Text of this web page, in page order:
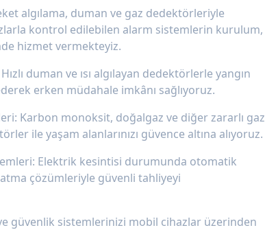
algılama, duman ve gaz dedektörleriyle
kontrol edilebilen alarm sistemlerin kurulum,
hizmet vermekteyiz.
duman ve ısı algılayan dedektörlerle yangın
erken müdahale imkânı sağlıyoruz.
Karbon monoksit, doğalgaz ve diğer zararlı gaz
ile yaşam alanlarınızı güvence altına alıyoruz.
Elektrik kesintisi durumunda otomatik
çözümleriyle güvenli tahliyeyi
güvenlik sistemlerinizi mobil cihazlar üzerinden